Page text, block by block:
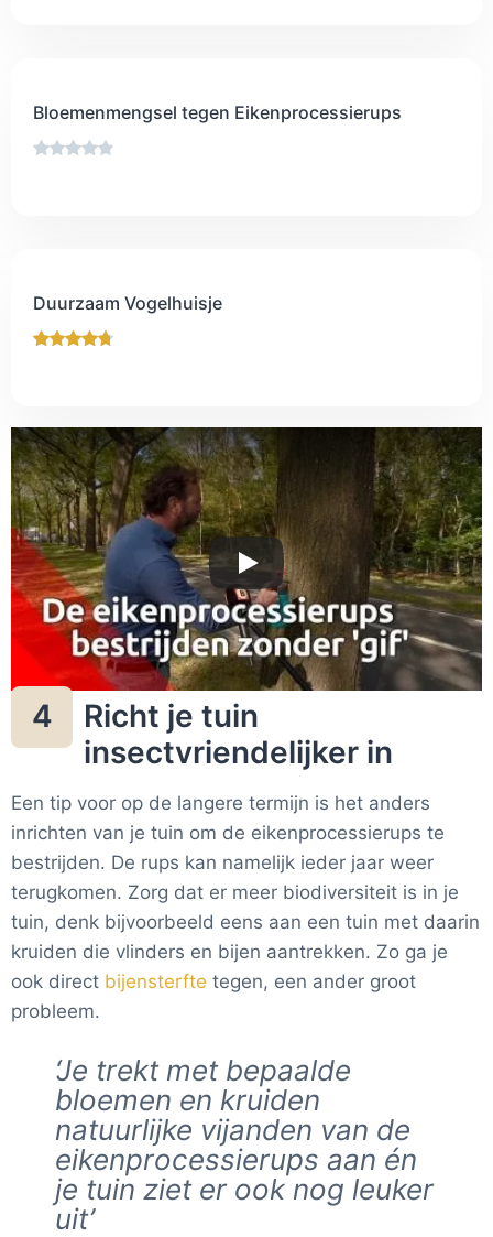
Bloemenmengsel tegen Eikenprocessierups
Duurzaam Vogelhuisje
4
Richt je tuin
insectvriendelijker in
Een tip voor op de langere termijn is het anders
inrichten van je tuin om de eikenprocessierups te
bestrijden. De rups kan namelijk ieder jaar weer
terugkomen. Zorg dat er meer biodiversiteit is in je
tuin, denk bijvoorbeeld eens aan een tuin met daarin
kruiden die vlinders en bijen aantrekken. Zo ga je
ook direct bijensterfte tegen, een ander groot
probleem.
‘Je trekt met bepaalde
bloemen en kruiden
natuurlijke vijanden van de
eikenprocessierups aan én
je tuin ziet er ook nog leuker
uit’